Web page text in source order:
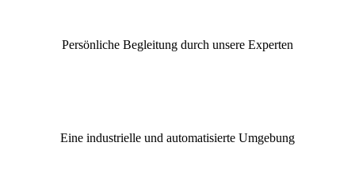
Persönliche Begleitung durch unsere Experten
Eine industrielle und automatisierte Umgebung